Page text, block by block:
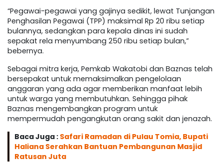
“Pegawai-pegawai yang gajinya sedikit, lewat Tunjangan
Penghasilan Pegawai (TPP) maksimal Rp 20 ribu setiap
bulannya, sedangkan para kepala dinas ini sudah
sepakat rela menyumbang 250 ribu setiap bulan,”
bebernya.
Sebagai mitra kerja, Pemkab Wakatobi dan Baznas telah
bersepakat untuk memaksimalkan pengelolaan
anggaran yang ada agar memberikan manfaat lebih
untuk warga yang membutuhkan. Sehingga pihak
Baznas mengembangkan program untuk
mempermudah pengangkutan orang sakit dan jenazah.
Baca Juga : Safari Ramadan di Pulau Tomia, Bupati
Haliana Serahkan Bantuan Pembangunan Masjid
Ratusan Juta